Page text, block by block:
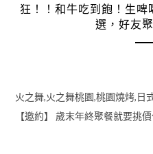
狂！！和牛吃到飽！生
選，好友
火之舞,火之舞桃園,桃園燒烤,日
【邀約】 歲末年終聚餐就要挑